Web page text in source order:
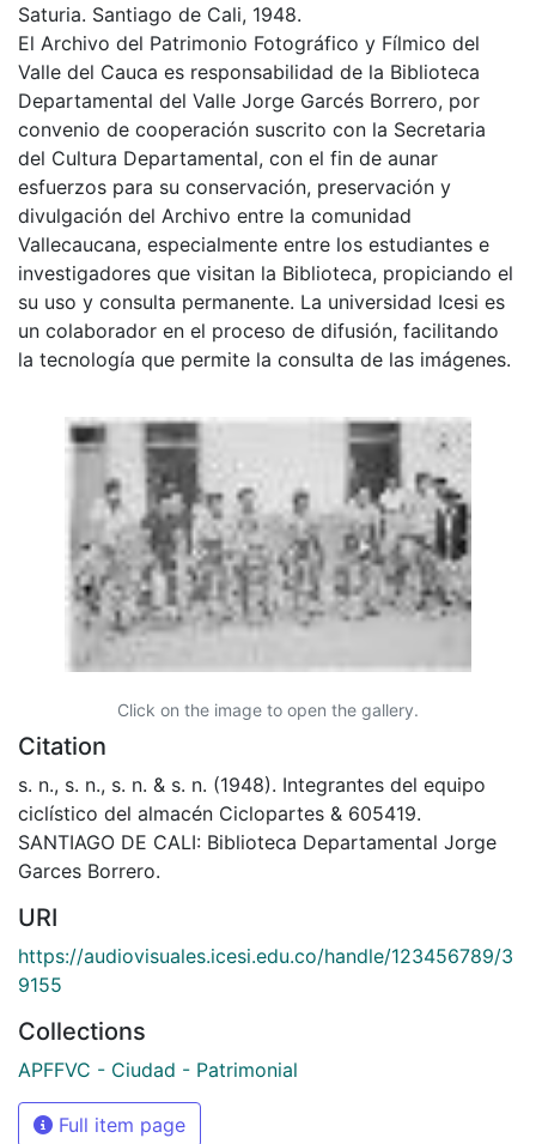
Saturia. Santiago de Cali, 1948.
El Archivo del Patrimonio Fotográfico y Fílmico del
Valle del Cauca es responsabilidad de la Biblioteca
Departamental del Valle Jorge Garcés Borrero, por
convenio de cooperación suscrito con la Secretaria
del Cultura Departamental, con el fin de aunar
esfuerzos para su conservación, preservación y
divulgación del Archivo entre la comunidad
Vallecaucana, especialmente entre los estudiantes e
investigadores que visitan la Biblioteca, propiciando el
su uso y consulta permanente. La universidad Icesi es
un colaborador en el proceso de difusión, facilitando
la tecnología que permite la consulta de las imágenes.
Click on the image to open the gallery.
Citation
s. n., s. n., s. n. & s. n. (1948). Integrantes del equipo
ciclístico del almacén Ciclopartes & 605419.
SANTIAGO DE CALI: Biblioteca Departamental Jorge
Garces Borrero.
URI
https://audiovisuales.icesi.edu.co/handle/123456789/3
9155
Collections
APFFVC - Ciudad - Patrimonial
Full item page